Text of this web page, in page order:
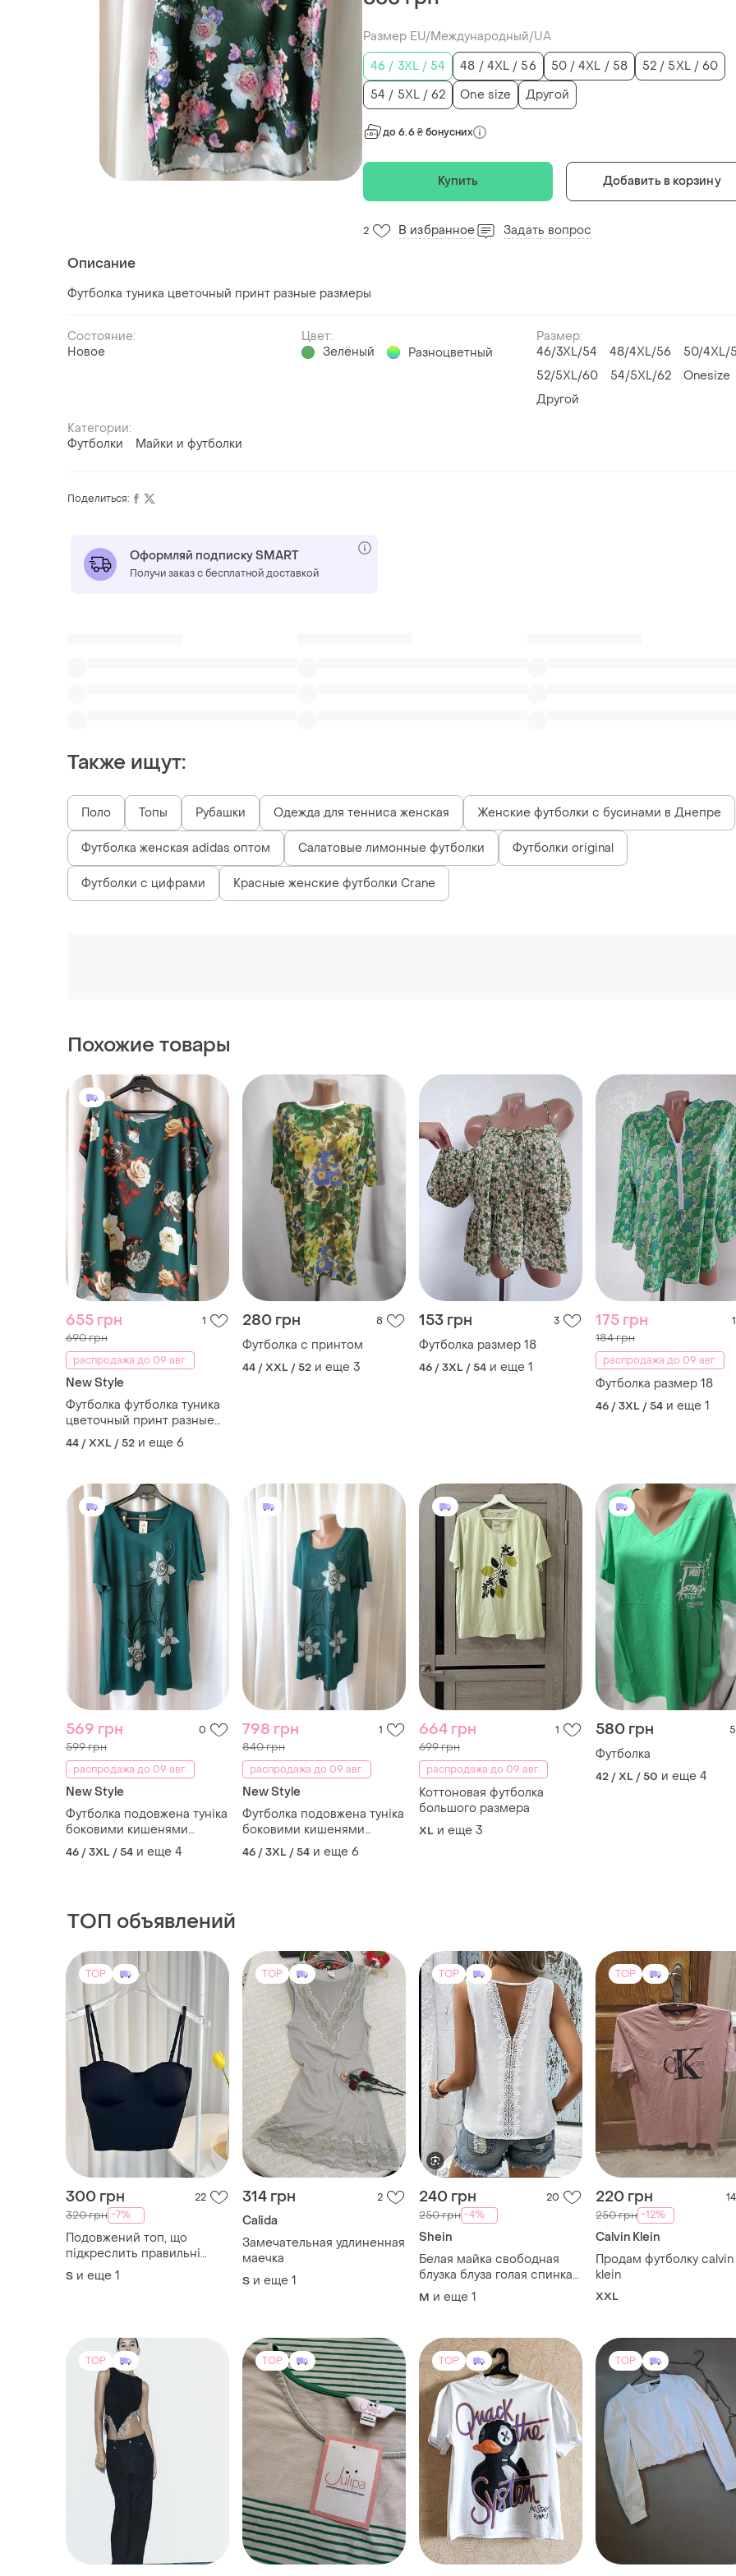
Размер EU/Международный/UA
46 / 3XL / 54
48 / 4XL / 56 50 / 4XL / 58
52 / 5XL / 60
54 / 5XL / 62
One size Другой
до 6.6 ₴ бонусних
Купить Добавить в корзину
2 В избранное Задать вопрос
Описание
Футболка туника цветочный принт разные размеры
Состояние:
Новое
Цвет:
Зелёный
Разноцветный
Размер:
46/3XL/54
48/4XL/56
50/4XL/
52/5XL/60
54/5XL/62
Onesize
Другой
Категории:
Футболки
Майки и футболки
Поделиться:
Оформляй подписку SMART
Получи заказ с бесплатной доставкой
Также ищут:
Поло Топы Рубашки Одежда для тенниса женская Женские футболки с бусинами в Днепре
Футболка женская adidas оптом Салатовые лимонные футболки Футболки original
Футболки с цифрами Красные женские футболки Crane
Похожие товары
655 грн 1
690 грн
распродажа до 09 авг.
New Style
Футболка футболка туника
цветочный принт разные
размеры
44 / XXL / 52 и еще 6
280 грн 8
Футболка с принтом
44 / XXL / 52 и еще 3
153 грн 3
Футболка размер 18
46 / 3XL / 54 и еще 1
175 грн 1
184 грн
распродажа до 09 авг.
Футболка размер 18
46 / 3XL / 54 и еще 1
569 грн 0
599 грн
распродажа до 09 авг.
New Style
Футболка подовжена туніка
боковими кишенями
розміри на бірках різні а
ось за вимірами
46 / 3XL / 54 и еще 4
798 грн 1
840 грн
распродажа до 09 авг.
New Style
Футболка подовжена туніка
боковими кишенями
розміри на бірках різні а
ось за вимірами
46 / 3XL / 54 и еще 6
664 грн 1
699 грн
распродажа до 09 авг.
Коттоновая футболка
большого размера
XL и еще 3
580 грн 5
Футболка
42 / XL / 50 и еще 4
ТОП объявлений
TOP
300 грн 22
320 грн -7%
Подовжений топ, що
підкреслить правильні
місця😉
S и еще 1
TOP
314 грн 2
Calida
Замечательная удлиненная
маечка
S и еще 1
TOP
240 грн 20
250 грн -4%
Shein
Белая майка свободная
блузка блуза голая спинка
кружево вышиванка
вышивка трендовая
M и еще 1
TOP
220 грн 14
250 грн -12%
Calvin Klein
Продам футболку calvin
klein
XXL
TOP TOP TOP TOP